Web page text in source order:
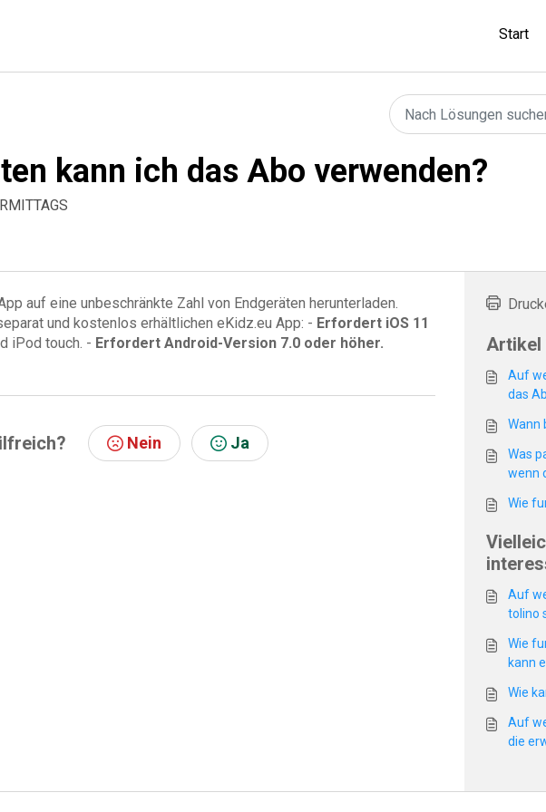
Start
kann ich das Abo verwenden?
auf eine unbeschränkte Zahl von Endgeräten herunterladen.
und kostenlos erhältlichen eKidz.eu App: - Erfordert iOS 11
iPod touch. - Erfordert Android-Version 7.0 oder höher.
Nein Ja
Artikel
Auf
das
Wann
Was
wenn
Wie
Auf
tolino
Wie
kann
Wie
Auf
die